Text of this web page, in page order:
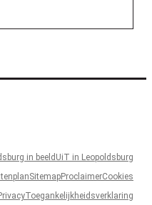
in beeld UiT in Leopoldsburg
SitemapProclaimerCookies
Toegankelijkheidsverklaring